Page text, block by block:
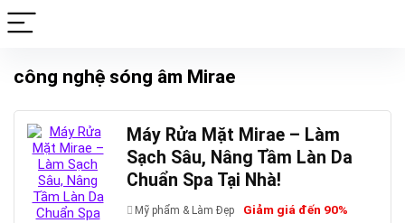
công nghệ sóng âm Mirae
Máy Rửa Mặt Mirae – Làm
Sạch Sâu, Nâng Tầm Làn Da
Chuẩn Spa Tại Nhà!
Mỹ phẩm & Làm Đẹp Giảm giá đến 90%